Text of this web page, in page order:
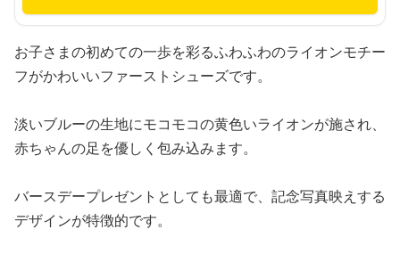
お子さまの初めての一歩を彩るふわふわのライオンモチー
フがかわいいファーストシューズです。
淡いブルーの生地にモコモコの黄色いライオンが施され、
赤ちゃんの足を優しく包み込みます。
バースデープレゼントとしても最適で、記念写真映えする
デザインが特徴的です。